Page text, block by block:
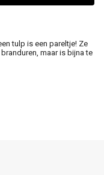
tulp is een pareltje! Ze
maar is bijna te